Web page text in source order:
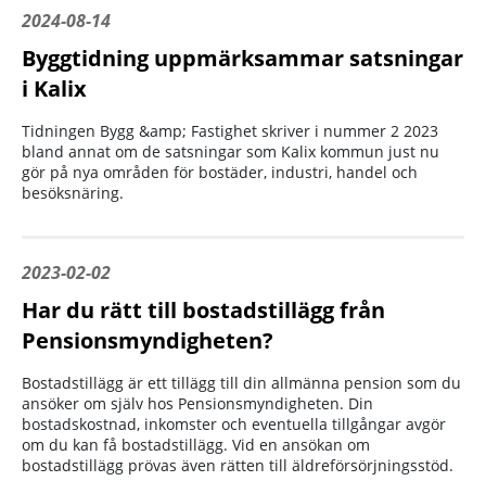
2024-08-14
Byggtidning uppmärksammar satsningar
i Kalix
Tidningen Bygg &amp; Fastighet skriver i nummer 2 2023
bland annat om de satsningar som Kalix kommun just nu
gör på nya områden för bostäder, industri, handel och
besöksnäring.
2023-02-02
Har du rätt till bostadstillägg från
Pensionsmyndigheten?
Bostadstillägg är ett tillägg till din allmänna pension som du
ansöker om själv hos Pensionsmyndigheten. Din
bostadskostnad, inkomster och eventuella tillgångar avgör
om du kan få bostadstillägg. Vid en ansökan om
bostadstillägg prövas även rätten till äldreförsörjningsstöd.